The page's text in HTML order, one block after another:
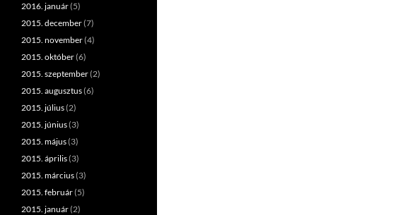
2016. január(5)
2015. december(7)
2015. november(4)
2015. október(6)
2015. szeptember(2)
2015. augusztus(6)
2015. július(2)
2015. június(3)
2015. május(3)
2015. április(3)
2015. március(3)
2015. február(5)
2015. január(2)